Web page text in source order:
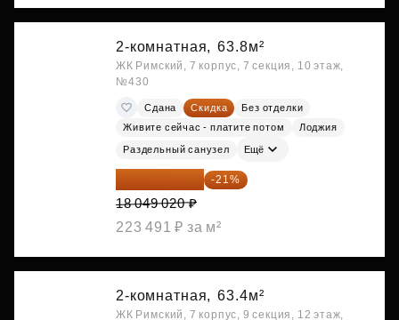
2-комнатная, 63.8м²
ЖК Римский, 7 корпус, 7 секция, 10 этаж,
№430
Сдана Скидка
Без отделки
Живите сейчас - платите потом
Лоджия
Раздельный санузел Ещё
14 258 726 ₽ -21%
18 049 020 ₽
223 491 ₽ за м²
2-комнатная, 63.4м²
ЖК Римский, 7 корпус, 9 секция, 12 этаж,